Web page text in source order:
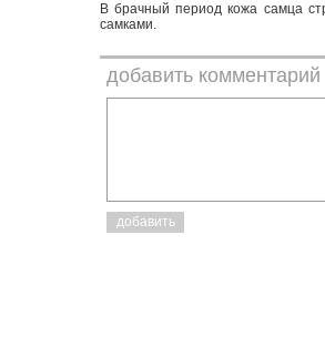
В брачный период кожа самца
самками.
добавить комментарий
добавить